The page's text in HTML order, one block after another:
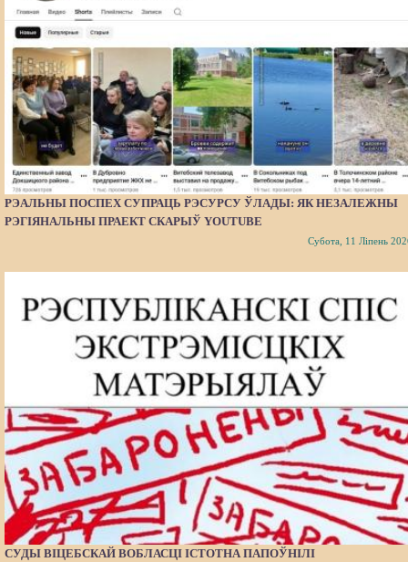
РЭАЛЬНЫ ПОСПЕХ СУПРАЦЬ РЭСУРСУ ЎЛАДЫ: ЯК НЕЗАЛЕЖНЫ
РЭГІЯНАЛЬНЫ ПРАЕКТ СКАРЫЎ YOUTUBE
Субота, 11 Ліпень
СУДЫ ВІЦЕБСКАЙ ВОБЛАСЦІ ІСТОТНА ПАПОЎНІЛІ